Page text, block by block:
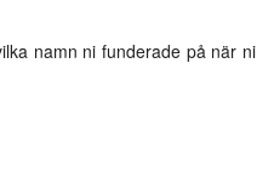
namn ni funderade på när ni